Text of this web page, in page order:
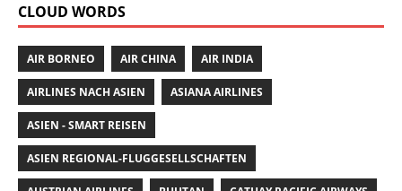
CLOUD WORDS
AIR BORNEO AIR CHINA AIR INDIA
AIRLINES NACH ASIEN ASIANA AIRLINES
ASIEN - SMART REISEN
ASIEN REGIONAL-FLUGGESELLSCHAFTEN